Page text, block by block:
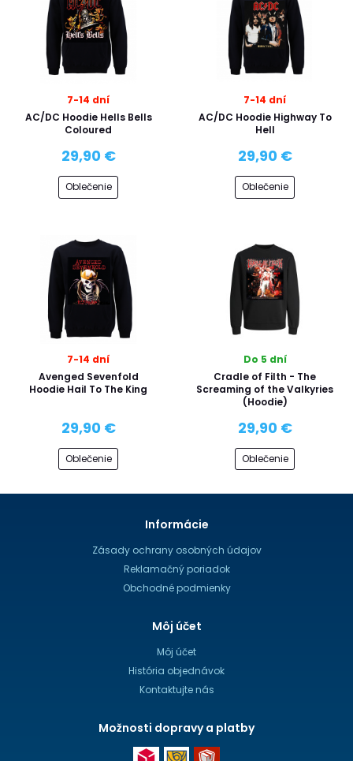
7-14 dní
AC/DC Hoodie Hells Bells
Coloured
29,90 €
Oblečenie
7-14 dní
AC/DC Hoodie Highway To
Hell
29,90 €
Oblečenie
7-14 dní
Avenged Sevenfold
Hoodie Hail To The King
29,90 €
Oblečenie
Do 5 dní
Cradle of Filth - The
Screaming of the Valkyries
(Hoodie)
29,90 €
Oblečenie
Informácie
Zásady ochrany osobných údajov
Reklamačný poriadok
Obchodné podmienky
Môj účet
Môj účet
História objednávok
Kontaktujte nás
Možnosti dopravy a platby